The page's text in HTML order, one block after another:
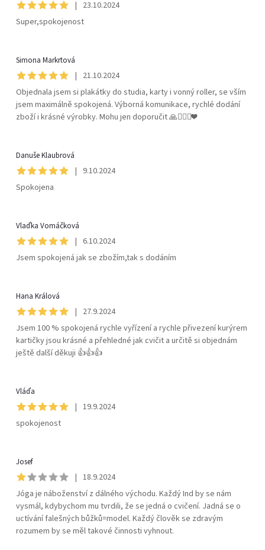
n
| 23.10.2024
Super,spokojenost
Simona Markrtová
| 21.10.2024
Objednala jsem si plakátky do studia, karty i vonný roller, se vším
jsem maximálně spokojená. Výborná komunikace, rychlé dodání
zboží i krásné výrobky. Mohu jen doporučit 🙏🧘🏻‍♀️❤️
Danuše Klaubrová
| 9.10.2024
Spokojena
Vlaďka Vomáčková
| 6.10.2024
Jsem spokojená jak se zbožím,tak s dodáním
Hana Králová
| 27.9.2024
Jsem 100 % spokojená rychle vyřízení a rychle přivezení kurýrem
kartičky jsou krásné a přehledné jak cvičit a určitě si objednám
ještě další děkuji 👍👍👍
Vláďa
| 19.9.2024
spokojenost
Josef
| 18.9.2024
Jóga je náboženství z dálného východu. Každý Ind by se nám
vysmál, kdybychom mu tvrdili, že se jedná o cvičení. Jadná se o
uctívání falešných bůžků=model. Každý člověk se zdravým
rozumem by se měl takové činnosti vyhnout.